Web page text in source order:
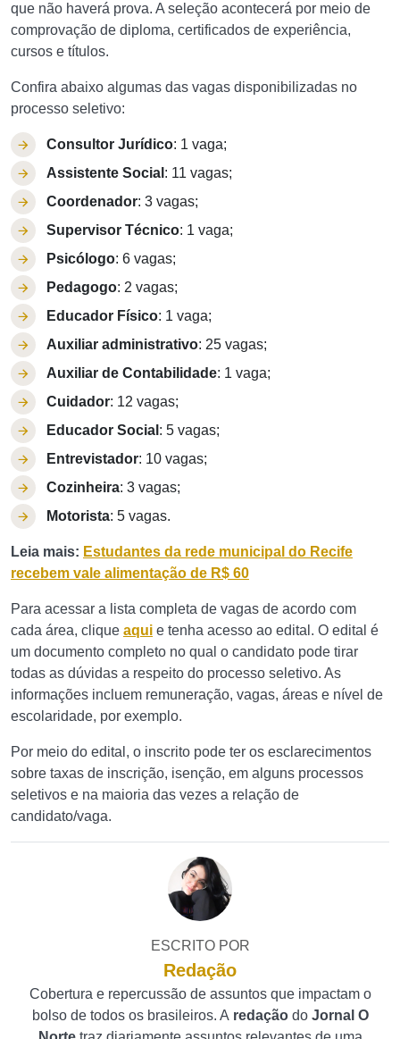
que não haverá prova. A seleção acontecerá por meio de
comprovação de diploma, certificados de experiência,
cursos e títulos.
Confira abaixo algumas das vagas disponibilizadas no
processo seletivo:
Consultor Jurídico: 1 vaga;
Assistente Social : 11 vagas;
Coordenador: 3 vagas;
Supervisor Técnico: 1 vaga;
Psicólogo: 6 vagas;
Pedagogo: 2 vagas;
Educador Físico: 1 vaga;
Auxiliar administrativo: 25 vagas;
Auxiliar de Contabilidade: 1 vaga;
Cuidador: 12 vagas;
Educador Social : 5 vagas;
Entrevistador: 10 vagas;
Cozinheira: 3 vagas;
Motorista: 5 vagas.
Leia mais: Estudantes da rede municipal do Recife
recebem vale alimentação de R$ 60
Para acessar a lista completa de vagas de acordo com
cada área, clique aqui e tenha acesso ao edital. O edital é
um documento completo no qual o candidato pode tirar
todas as dúvidas a respeito do processo seletivo. As
informações incluem remuneração, vagas, áreas e nível de
escolaridade, por exemplo.
Por meio do edital, o inscrito pode ter os esclarecimentos
sobre taxas de inscrição, isenção, em alguns processos
seletivos e na maioria das vezes a relação de
candidato/vaga.
ESCRITO POR
Redação
Cobertura e repercussão de assuntos que impactam o
bolso de todos os brasileiros. A redação do Jornal O